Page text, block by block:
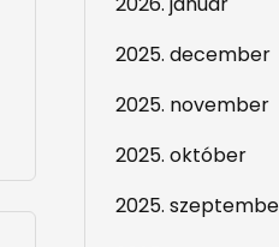
2025. december
2025. november
2025. október
2025.